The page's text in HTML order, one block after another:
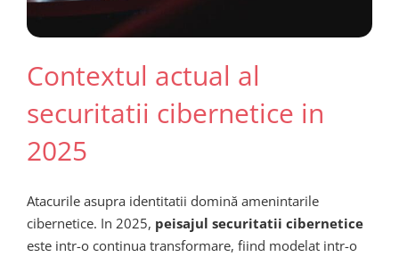
Contextul actual al
securitatii cibernetice in
2025
Atacurile asupra identitatii domină amenintarile
cibernetice. In 2025, peisajul securitatii cibernetice
este intr-o continua transformare, fiind modelat intr-o